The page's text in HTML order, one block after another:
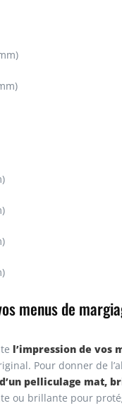
menus de
l’impression de vos
Pour donner de
pelliculage mat,
ou brillante pour